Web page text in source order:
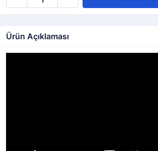
Ürün Açıklaması